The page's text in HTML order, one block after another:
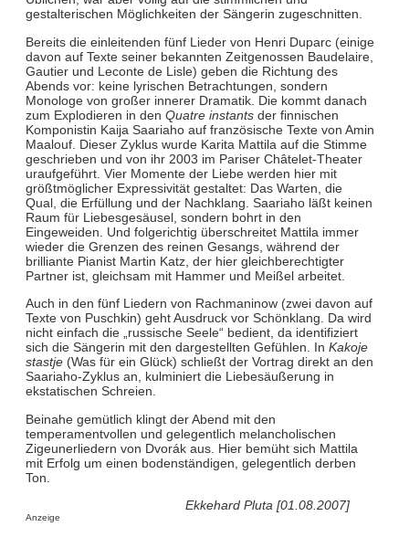
gestalterischen Möglichkeiten der Sängerin zugeschnitten.
Bereits die einleitenden fünf Lieder von Henri Duparc (einige
davon auf Texte seiner bekannten Zeitgenossen Baudelaire,
Gautier und Leconte de Lisle) geben die Richtung des
Abends vor: keine lyrischen Betrachtungen, sondern
Monologe von großer innerer Dramatik. Die kommt danach
zum Explodieren in den Quatre instantsder finnischen
Komponistin Kaija Saariaho auf französische Texte von Amin
Maalouf. Dieser Zyklus wurde Karita Mattila auf die Stimme
geschrieben und von ihr 2003 im Pariser Châtelet-Theater
uraufgeführt. Vier Momente der Liebe werden hier mit
größtmöglicher Expressivität gestaltet: Das Warten, die
Qual, die Erfüllung und der Nachklang. Saariaho läßt keinen
Raum für Liebesgesäusel, sondern bohrt in den
Eingeweiden. Und folgerichtig überschreitet Mattila immer
wieder die Grenzen des reinen Gesangs, während der
brilliante Pianist Martin Katz, der hier gleichberechtigter
Partner ist, gleichsam mit Hammer und Meißel arbeitet.
Auch in den fünf Liedern von Rachmaninow (zwei davon auf
Texte von Puschkin) geht Ausdruck vor Schönklang. Da wird
nicht einfach die „russische Seele“ bedient, da identifiziert
sich die Sängerin mit den dargestellten Gefühlen. In Kakoje
stastje(Was für ein Glück) schließt der Vortrag direkt an den
Saariaho-Zyklus an, kulminiert die Liebesäußerung in
ekstatischen Schreien.
Beinahe gemütlich klingt der Abend mit den
temperamentvollen und gelegentlich melancholischen
Zigeunerliedern von Dvorák aus. Hier bemüht sich Mattila
mit Erfolg um einen bodenständigen, gelegentlich derben
Ton.
Ekkehard Pluta [01.08.2007]
Anzeige